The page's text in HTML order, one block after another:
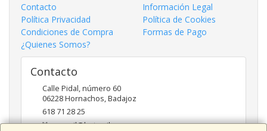
Contacto
Información Legal
Política Privacidad
Política de Cookies
Condiciones de Compra
Formas de Pago
¿Quienes Somos?
Contacto
Calle Pidal, número 60
06228Hornachos,Badajoz
618 71 28 25
libermovil@hotmail.com